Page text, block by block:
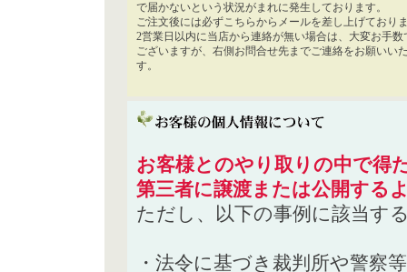
で届かないという状況がまれに発生しております。
ご注文後には必ずこちらからメールを差し上げており
2営業日以内に当店から連絡が無い場合は、大変お手数
ございますが、右側お問合せ先までご連絡をお願いい
す。
お客様とのやり取りの中で得
第三者に譲渡または公開する
ただし、以下の事例に該当す
・法令に基づき裁判所や警察